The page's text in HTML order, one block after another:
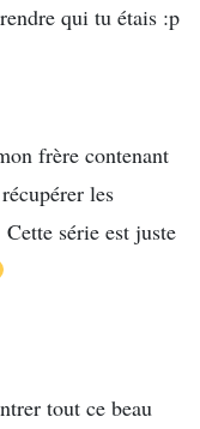
qui tu étais :p
frère contenant
les
série est juste
tout ce beau